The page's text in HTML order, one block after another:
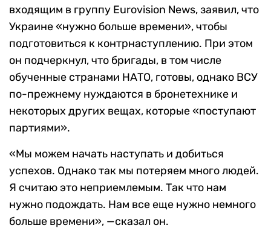
входящим в группу Eurovision News, заявил, что
Украине «нужно больше времени», чтобы
подготовиться к контрнаступлению. При этом
он подчеркнул, что бригады, в том числе
обученные странами НАТО, готовы, однако ВСУ
по-прежнему нуждаются в бронетехнике и
некоторых других вещах, которые «поступают
партиями».
«Мы можем начать наступать и добиться
успехов. Однако так мы потеряем много людей.
Я считаю это неприемлемым. Так что нам
нужно подождать. Нам все еще нужно немного
больше времени», —сказал он.